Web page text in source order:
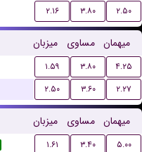
۲.۱۶ ۳.۸۰ ۲.۵۰
میزبان مساوی میهمان
۱.۵۹ ۳.۸۰
۴.۲۵
۲.۵۰ ۳.۶۰ ۲.۲۷
میزبان مساوی میهمان
۱.۶۱ ۳.۴۰ ۵.۰۰